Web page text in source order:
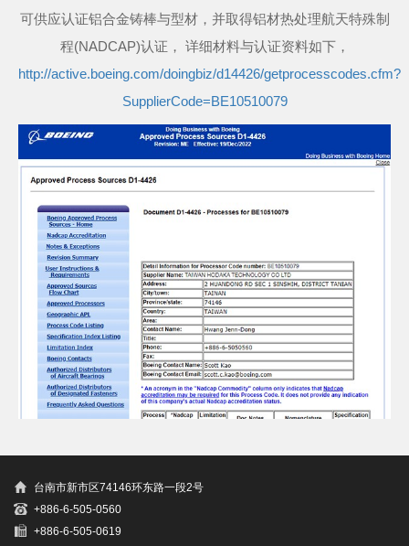
可供应认证铝合金铸棒与型材，并取得铝材热处理航天特殊制
程(NADCAP)认证， 详细材料与认证资料如下，
http://active.boeing.com/doingbiz/d14426/getprocesscodes.cfm?
SupplierCode=BE10510079
台南市新市区74146环东路一段2号
+886-6-505-0560
+886-6-505-0619